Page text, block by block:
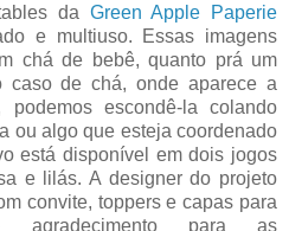
da Green Apple Paperie
e multiuso. Essas imagens
chá de bebê, quanto prá um
caso de chá, onde aparece a
podemos escondê-la colando
ou algo que esteja coordenado
está disponível em dois jogos
e lilás. A designer do projeto
convite, toppers e capas para
agradecimento para as